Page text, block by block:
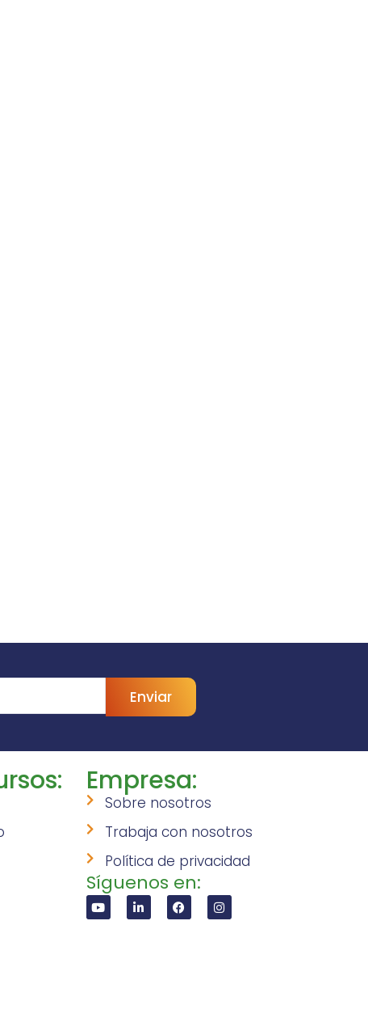
Enviar
Empresa:
Sobre nosotros
Trabaja con nosotros
Política de privacidad
Síguenos en: